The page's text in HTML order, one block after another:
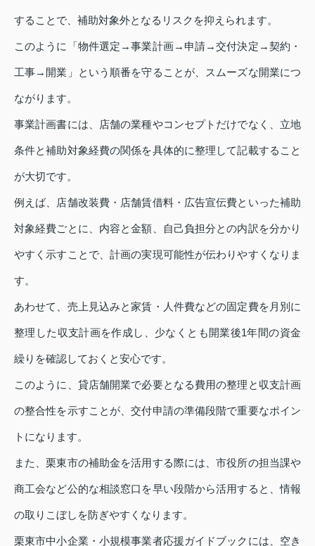
することで、補助対象外となるリスクを抑えられます。
このように「物件選定→事業計画→申請→交付決定→契約・
工事→開業」という順番を守ることが、スムーズな開業につ
ながります。
事業計画書には、店舗の業種やコンセプトだけでなく、立地
条件と補助対象経費の関係を具体的に整理して記載すること
が大切です。
例えば、店舗改装費・店舗賃借料・広告宣伝費といった補助
対象経費ごとに、内容と金額、自己負担分との内訳を分かり
やすく示すことで、計画の実現可能性が伝わりやすくなりま
す。
あわせて、売上見込みと家賃・人件費などの固定費を月別に
整理した収支計画を作成し、少なくとも開業後1年間の資金
繰りを確認しておくと安心です。
このように、貸店舗開業で必要となる費用の整理と収支計画
の整合性を示すことが、交付申請の準備段階で重要なポイン
トになります。
また、栗東市の補助金を活用する際には、市役所の担当課や
商工会など公的な相談窓口を早い段階から活用すると、情報
の取りこぼしを防ぎやすくなります。
栗東市中小企業・小規模事業者応援ガイドブックには、空き